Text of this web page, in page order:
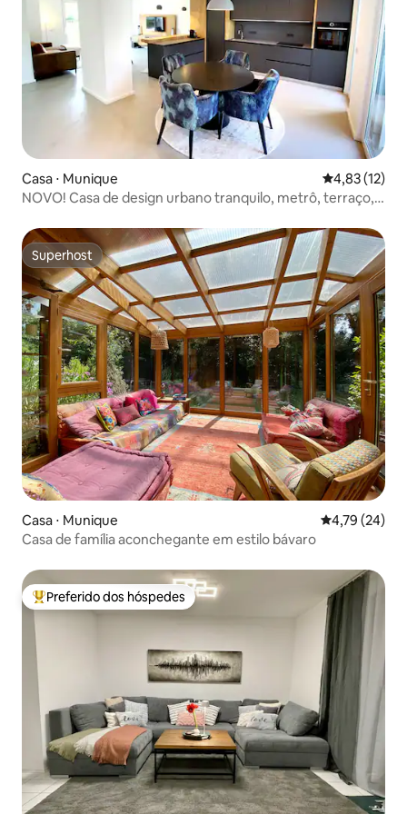
Casa ⋅ Munique 4,83 de uma
4,83 (12)
NOVO! Casa de design urbano tranquilo, metrô, terraço,
Superhost
Superhost
Casa ⋅ Munique 4,79 de uma
4,79 (24)
Casa de família aconchegante em estilo bávaro
Entre os melhores preferidos dos hóspedes
Preferido dos hóspedes